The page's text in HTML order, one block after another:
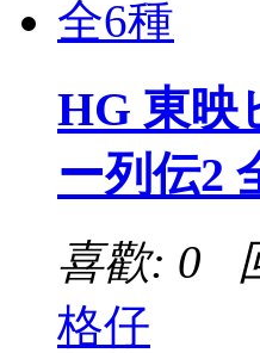
HG 東映
ー列伝2
喜歡: 0
格仔